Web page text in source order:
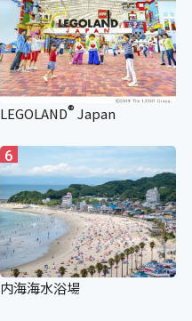
LEGOLAND®Japan
6
内海海水浴場